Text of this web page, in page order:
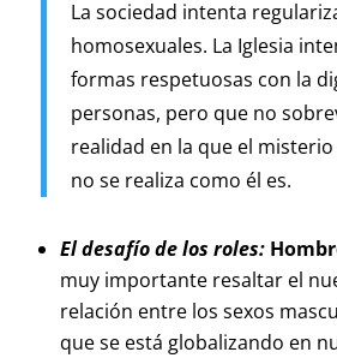
La sociedad intenta
homosexuales. La Iglesia
formas respetuosas con la
personas, pero que no
realidad en la que el
no se realiza como él es.
El desafío de los roles:
muy importante resaltar el
relación entre los sexos
que se está globalizando en